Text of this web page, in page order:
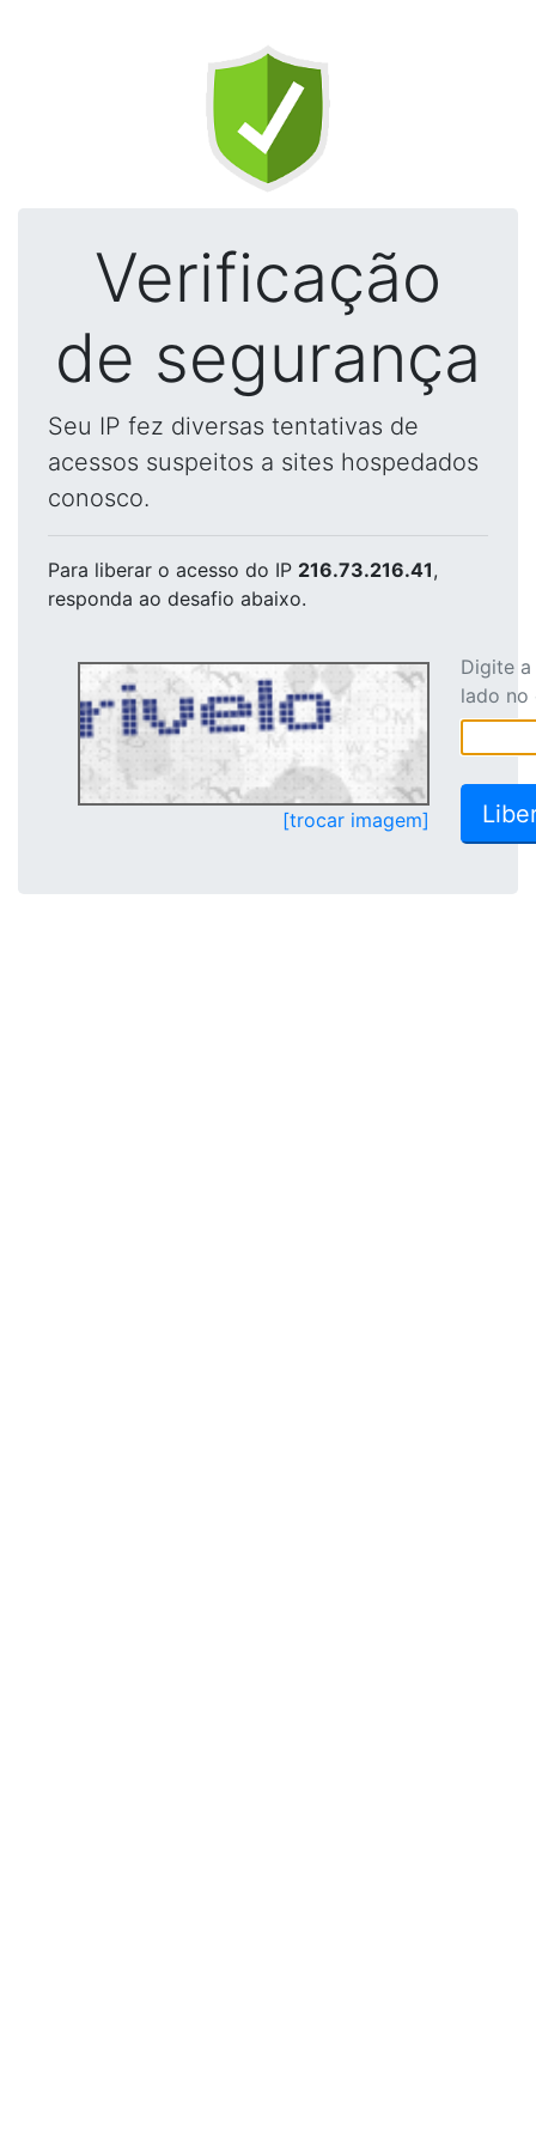
Verificação
de segurança
Seu IP fez diversas tentativas de
acessos suspeitos a sites hospedados
conosco.
Para liberar o acesso do IP 216.73.216.41,
responda ao desafio abaixo.
[trocar imagem]
Digite
lado no